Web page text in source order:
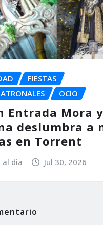
FIESTAS
OCIO
Entrada Mora y
deslumbra a
en Torrent
dia Jul 30, 2026